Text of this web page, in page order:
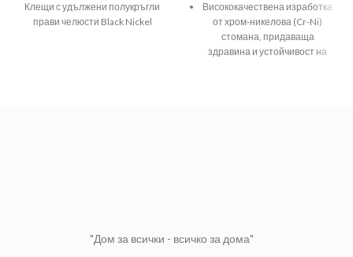
Клещи с удължени полукръгли
прави челюсти Black Nickel
Висококачествена изработка
от хром-никелова (Cr-Ni)
стомана, придаваща
здравина и устойчивост на
"Дом за всички - всичко за дома"